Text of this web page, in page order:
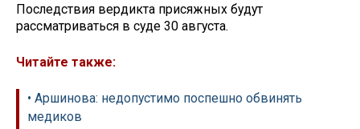
Последствия вердикта присяжных будут
рассматриваться в суде 30 августа.
Читайте также:
• Аршинова: недопустимо поспешно обвинять
медиков